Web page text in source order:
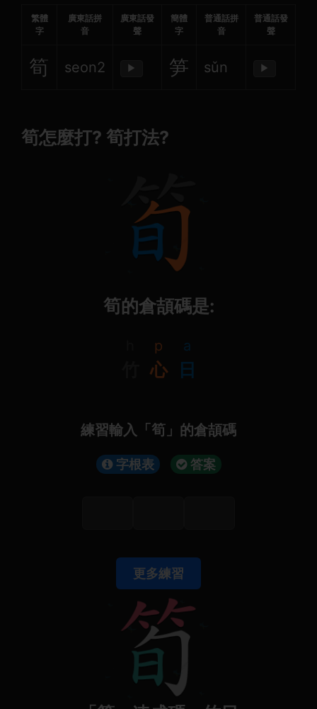
繁體
字
廣東話拼
音
廣東話發
聲
簡體
字
普通話拼
音
普通話發
聲
筍 seon2 ▶ 笋 sǔn ▶
筍怎麼打? 筍打法?
筍的倉頡碼是:
p
心
a
日
練習輸入「筍」的倉頡碼
字根表 答案
更多練習